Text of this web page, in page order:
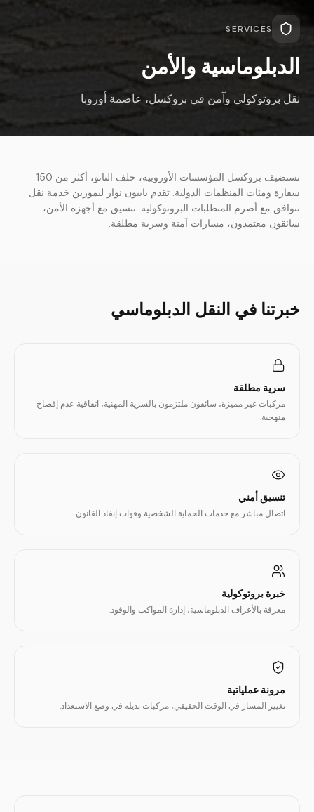
SERVICES
الدبلوماسية والأمن
نقل بروتوكولي وآمن في بروكسل، عاصمة أوروبا
تستضيف بروكسل المؤسسات الأوروبية، حلف الناتو، أكثر من 150
سفارة ومئات المنظمات الدولية. تقدم بابيون نوار ليموزين خدمة نقل
تتوافق مع أصرم المتطلبات البروتوكولية: تنسيق مع أجهزة الأمن،
سائقون معتمدون، مسارات آمنة وسرية مطلقة.
خبرتنا في النقل الدبلوماسي
سرية مطلقة
مركبات غير مميزة، سائقون ملتزمون بالسرية المهنية، اتفاقية عدم إفصاح
منهجية.
تنسيق أمني
اتصال مباشر مع خدمات الحماية الشخصية وقوات إنفاذ القانون.
خبرة بروتوكولية
معرفة بالأعراف الدبلوماسية، إدارة المواكب والوفود.
مرونة عملياتية
تغيير المسار في الوقت الحقيقي، مركبات بديلة في وضع الاستعداد.